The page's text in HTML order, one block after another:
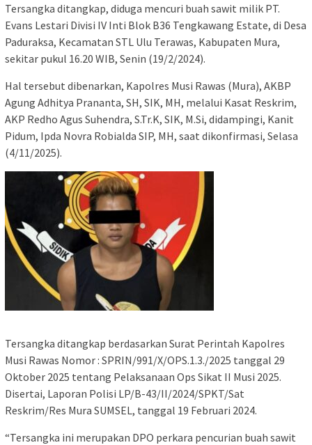
Tersangka ditangkap, diduga mencuri buah sawit milik PT.
Evans Lestari Divisi IV Inti Blok B36 Tengkawang Estate, di Desa
Paduraksa, Kecamatan STL Ulu Terawas, Kabupaten Mura,
sekitar pukul 16.20 WIB, Senin (19/2/2024).
Hal tersebut dibenarkan, Kapolres Musi Rawas (Mura), AKBP
Agung Adhitya Prananta, SH, SIK, MH, melalui Kasat Reskrim,
AKP Redho Agus Suhendra, S.Tr.K, SIK, M.Si, didampingi, Kanit
Pidum, Ipda Novra Robialda SIP, MH, saat dikonfirmasi, Selasa
(4/11/2025).
Tersangka ditangkap berdasarkan Surat Perintah Kapolres
Musi Rawas Nomor : SPRIN/991/X/OPS.1.3./2025 tanggal 29
Oktober 2025 tentang Pelaksanaan Ops Sikat II Musi 2025.
Disertai, Laporan Polisi LP/B-43/II/2024/SPKT/Sat
Reskrim/Res Mura SUMSEL, tanggal 19 Februari 2024.
“Tersangka ini merupakan DPO perkara pencurian buah sawit